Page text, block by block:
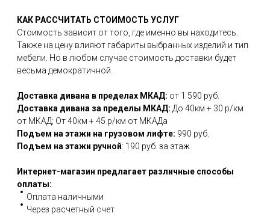
КАК РАССЧИТАТЬ СТОИМОСТЬ УСЛУГ
Стоимость зависит от того, где именно вы находитесь.
Также на цену влияют габариты выбранных изделий и тип
мебели. Но в любом случае стоимость доставки будет
весьма демократичной.
Доставка дивана в пределах МКАД: от 1 590 руб.
Доставка дивана за пределы МКАД: До 40км + 30 р/км
от МКАД; От 40км + 45 р/км от МКАДа
Подъем на этажи на грузовом лифте: 990 руб.
Подъем на этажи ручной: 190 руб. за этаж
Интернет-магазин предлагает различные способы
оплаты:
Оплата наличными
Через расчетный счет